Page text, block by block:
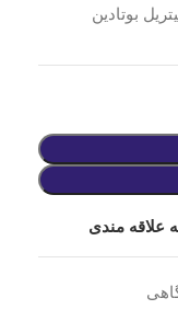
بوتادین
علاقه مندی